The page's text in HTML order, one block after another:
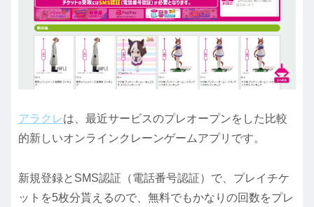
アラクレは、最近サービスのプレオープンをした比較
的新しいオンラインクレーンゲームアプリです。
新規登録とSMS認証（電話番号認証）で、プレイチケ
ットを5枚分貰えるので、無料でもかなりの回数をプレ